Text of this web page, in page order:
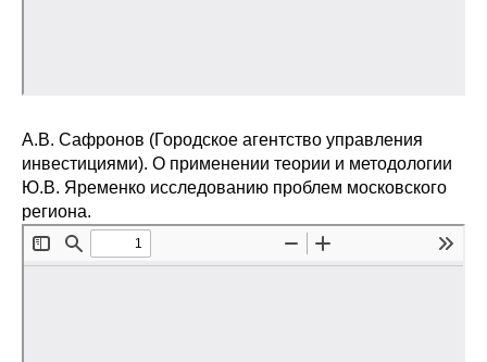
А.В. Сафронов (Городское агентство управления
инвестициями). О применении теории и методологии
Ю.В. Яременко исследованию проблем московского
региона.